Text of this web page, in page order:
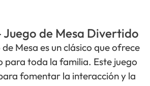
Juego de Mesa Divertido
Mesa es un clásico que ofrece
para toda la familia. Este juego
fomentar la interacción y la